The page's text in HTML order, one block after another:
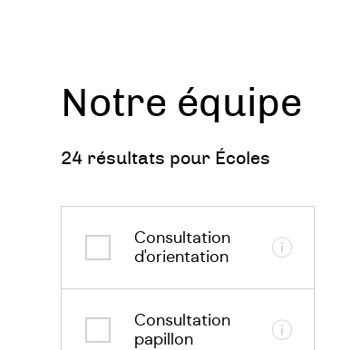
Notre équipe
24 résultats pour Écoles
Consultation
d'orientation
Informations
Consultation
papillon
Informations